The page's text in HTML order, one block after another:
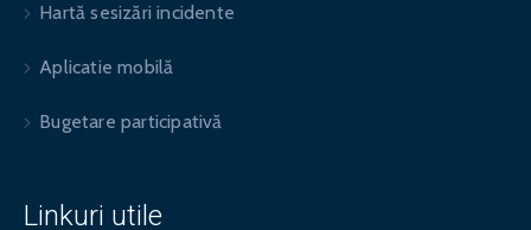
Hartă sesizări incidente
Aplicatie mobilă
Bugetare participativă
Linkuri utile